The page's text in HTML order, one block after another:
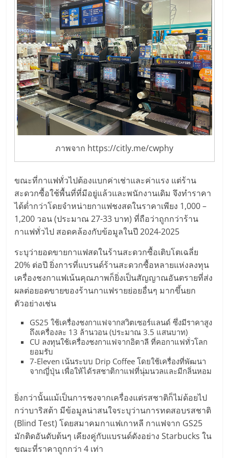
ขยาย
แฟ
ไชส์,
ศูนย์
รวม
แฟ
ไชส์
เปิด
ร้าน
ปรึกษา
ฟรี,
บริการ
ระบบ
แฟ
รน
ไชส์"
ภาพจาก https://citly.me/cwphy
ขณะที่กาแฟทั่วไปต้องแบกค่าเช่าและค่าแรง แต่ร้าน
สะดวกซื้อใช้พื้นที่ที่มีอยู่แล้วและพนักงานเดิม จึงทำราคา
ได้ต่ำกว่าโดยจำหน่ายกาแฟชงสดในราคาเพียง 1,000 –
1,200 วอน (ประมาณ 27-33 บาท) ที่ถือว่าถูกกว่าร้าน
กาแฟทั่วไป สอดคล้องกับข้อมูลในปี 2024-2025
ระบุว่ายอดขายกาแฟสดในร้านสะดวกซื้อเติบโตเฉลี่ย
20% ต่อปี ยิ่งการที่แบรนด์ร้านสะดวกซื้อหลายแห่งลงทุน
เครื่องชงกาแฟเน้นคุณภาพก็ยิ่งเป็นสัญญาณอันตรายที่ส่ง
ผลต่อยอดขายของร้านกาแฟรายย่อยอื่นๆ มากขึ้นยก
ตัวอย่างเช่น
GS25 ใช้เครื่องชงกาแฟจากสวิตเซอร์แลนด์ ซึ่งมีราคาสูง
ถึงเครื่องละ 13 ล้านวอน (ประมาณ 3.5 แสนบาท)
CU ลงทุนใช้เครื่องชงกาแฟจากอิตาลี ที่คอกาแฟทั่วโลก
ยอมรับ
7-Eleven เน้นระบบ Drip Coffee โดยใช้เครื่องที่พัฒนา
จากญี่ปุ่น เพื่อให้ได้รสชาติกาแฟที่นุ่มนวลและมีกลิ่นหอม
ยิ่งกว่านั้นแม้เป็นการชงจากเครื่องแต่รสชาติก็ไม่ด้อยไป
กว่าบาริสต้า มีข้อมูลน่าสนใจระบุว่านการทดสอบรสชาติ
(Blind Test) โดยสมาคมกาแฟเกาหลี กาแฟจาก GS25
มักติดอันดับต้นๆ เคียงคู่กับแบรนด์ดังอย่าง Starbucks ใน
ขณะที่ราคาถูกกว่า 4 เท่า